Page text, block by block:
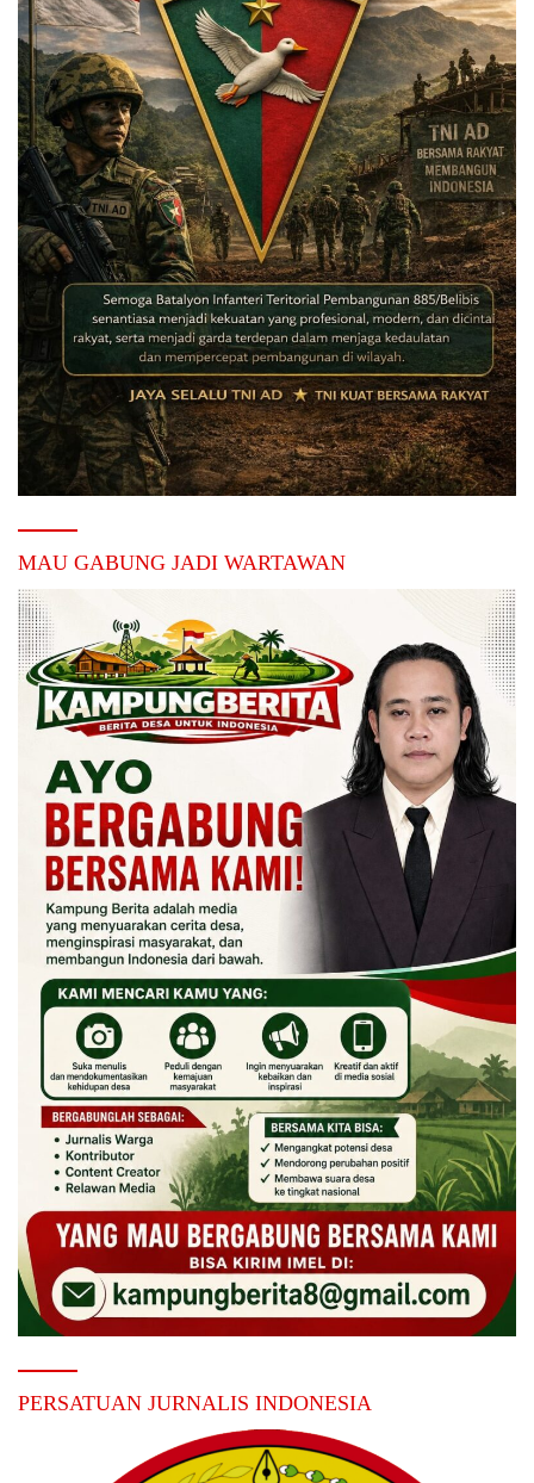
MAU GABUNG JADI WARTAWAN
PERSATUAN JURNALIS INDONESIA